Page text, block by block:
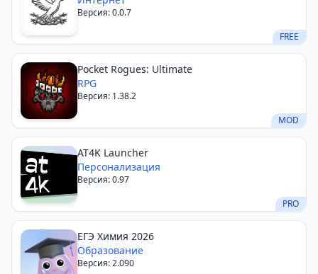
Версия: 0.0.7
FREE
Pocket Rogues: Ultimate
RPG
Версия: 1.38.2
MOD
AT4K Launcher
Персонализация
Версия: 0.97
PRO
ЕГЭ Химия 2026
Образование
Версия: 2.090